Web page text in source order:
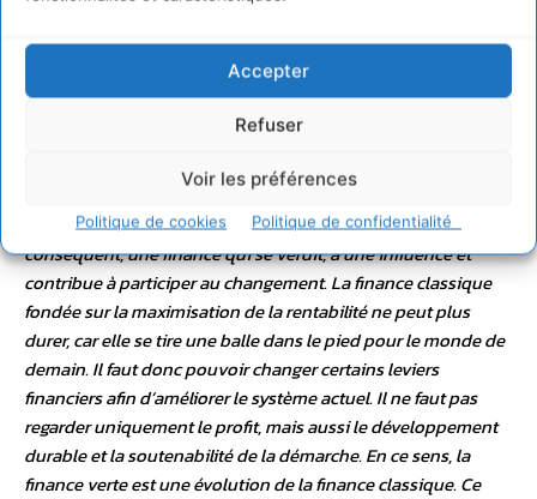
Accepter
Refuser
Voir les préférences
Politique de cookies Politique de confidentialité
Le célèbre économiste John Maynard Keynes disait qu’il
voulait ramener la finance à sa juste place : à une fonction de
support présente en arrière- plan de toute organisation. La
finance devrait être une fonction d’exécution, or ce n’est pas
le cas. Aujourd’hui, le directeur financier est l’une des voix les
plus importantes dans tout Comité de Direction. Par
conséquent, une finance qui se verdit, a une influence et
contribue à participer au changement. La finance classique
fondée sur la maximisation de la rentabilité ne peut plus
durer, car elle se tire une balle dans le pied pour le monde de
demain. Il faut donc pouvoir changer certains leviers
financiers afin d’améliorer le système actuel. Il ne faut pas
regarder uniquement le profit, mais aussi le développement
durable et la soutenabilité de la démarche. En ce sens, la
finance verte est une évolution de la finance classique. Ce